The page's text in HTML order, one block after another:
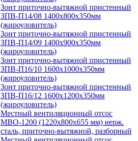
Зонт приточно-вытяжной пристенный
ЗПВ-П14/08 1400х800х350мм
(жироуловитель)
Зонт приточно-вытяжной пристенный
ЗПВ-П14/09 1400х900х350мм
(жироуловитель)
Зонт приточно-вытяжной пристенный
ЗПВ-П16/10 1600х1000х350мм
(жироуловитель)
Зонт приточно-вытяжной пристенный
ЗПВ-П16/12 1600х1200х350мм
(жироуловитель)
Местный вентиляционный отсос
МВО-1200 (1220х800х655 мм) нерж.
сталь, приточно-вытяжной, разборный